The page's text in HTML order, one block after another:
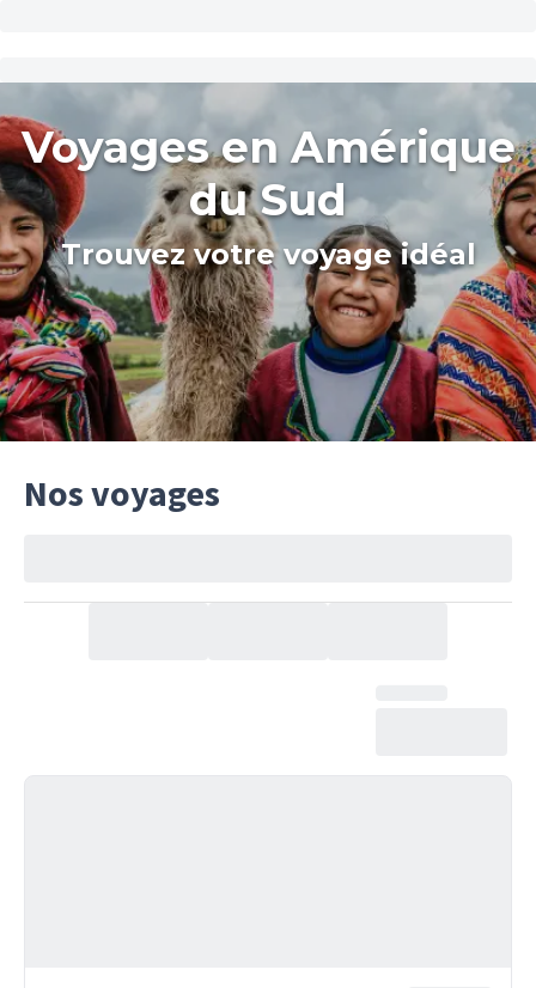
Voyages en Amérique
du Sud
Trouvez votre voyage idéal
Nos voyages